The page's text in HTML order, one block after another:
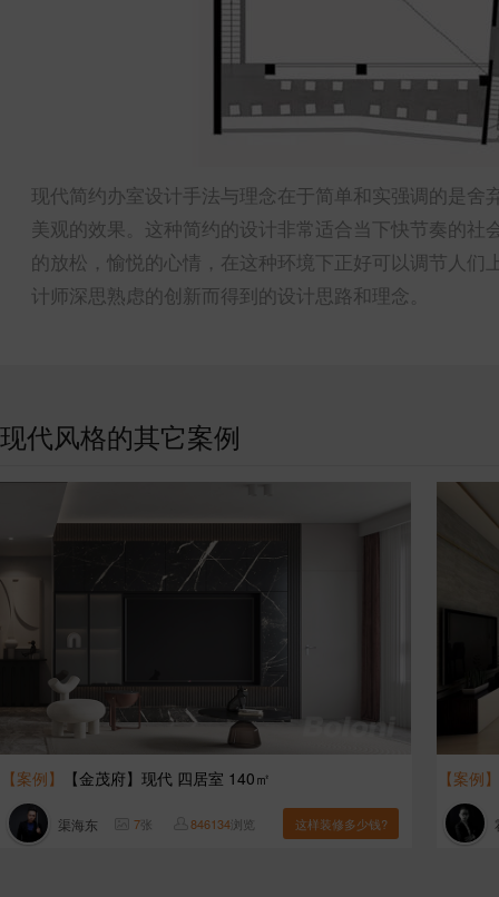
现代简约办室设计手法与理念在于简单和实强调的是
美观的效果。这种简约的设计非常适合当下快节奏的
的放松，愉悦的心情，在这种环境下正好可以调节人
计师深思熟虑的创新而得到的设计思路和理念。
现代风格的其它案例
【案例】 【金茂府】现代 四居室 140㎡
渠海东 7张 846134浏览 这样装修多少钱?
【案例】